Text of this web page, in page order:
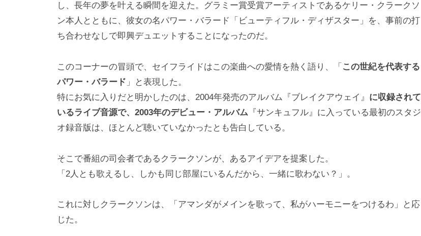
し、長年の夢を叶える瞬間を迎えた。グラミー賞受賞アーティストであるケリー・クラークソ
ン本人とともに、彼女の名パワー・バラード「ビューティフル・ディザスター」を、事前の打
ち合わせなしで即興デュエットすることになったのだ。
このコーナーの冒頭で、セイフライドはこの楽曲への愛情を熱く語り、「 この世紀を代表する
パワー・バラード 」と表現した。
特にお気に入りだと明かしたのは、2004年発売のアルバム『ブレイクアウェイ』 に収録されて
いるライブ音源で、2003年のデビュー・アルバム 『サンキュフル』に入っている最初のスタジ
オ録音版は、ほとんど聴いていなかったとも告白している。
そこで番組の司会者であるクラークソンが、あるアイデアを提案した。
「2人とも歌えるし、しかも同じ部屋にいるんだから、一緒に歌わない？」。
これに対しクラークソンは、「アマンダがメインを歌って、私がハーモニーをつけるわ」と応
じた。